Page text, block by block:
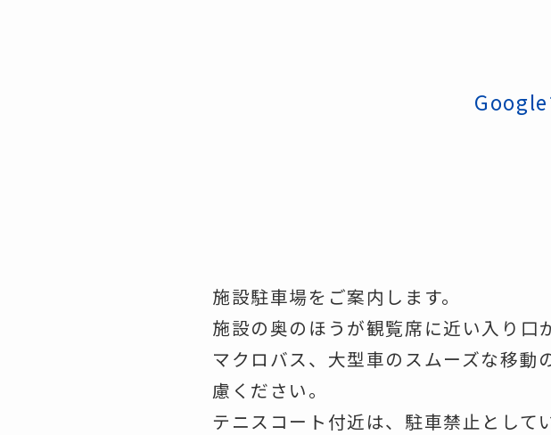
施設駐車場をご案内します。
施設の奥のほうが観覧席に近い入り口
マクロバス、大型車のスムーズな移
慮ください。
テニスコート付近は、駐車禁止として